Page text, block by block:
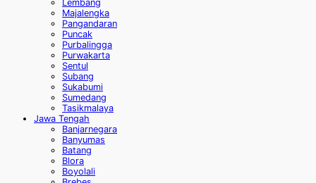
Lembang
Majalengka
Pangandaran
Puncak
Purbalingga
Purwakarta
Sentul
Subang
Sukabumi
Sumedang
Tasikmalaya
Jawa Tengah
Banjarnegara
Banyumas
Batang
Blora
Boyolali